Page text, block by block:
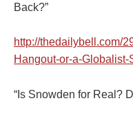
Back?”
http://thedailybell.com/
Hangout-or-a-Globalist-
“Is Snowden for Real?